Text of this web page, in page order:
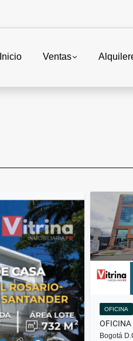
Inicio Ventas
OFICINA
Bogotá